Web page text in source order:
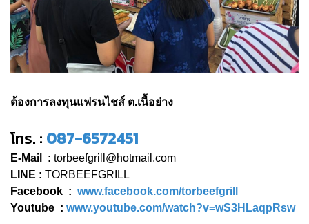
ต้องการลงทุนแฟรนไชส์ ต.เนื้อย่าง
โทร. : 087-6572451
E-Mail : torbeefgrill@hotmail.com
LINE : TORBEEFGRILL
Facebook : www.facebook.com/torbeefgrill
Youtube : www.youtube.com/watch?v=wS3HLaqpRsw